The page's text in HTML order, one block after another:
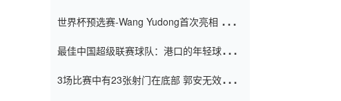
世界杯预选赛-Wang Yudong首次亮相 中国
最佳中国超级联赛球队：港口的年轻球员在
（Taishan）
3场比赛中有23张射门在底部 郭安无效传球